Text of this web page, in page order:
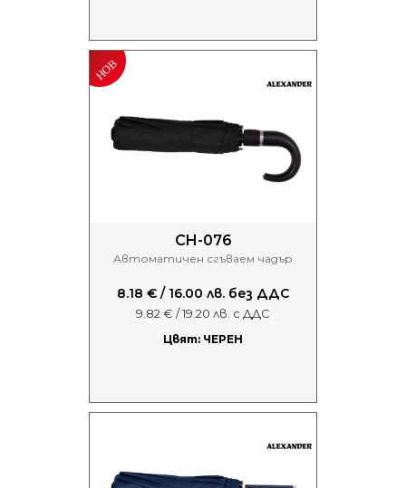
CH-076
Автоматичен сгъваем чадър
8.18 € / 16.00 лв. без ДДС
9.82 € / 19.20 лв. с ДДС
Цвят: ЧЕРЕН